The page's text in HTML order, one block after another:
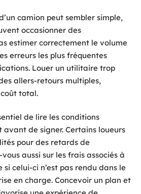
camion peut sembler simple,
occasionner des
estimer correctement le volume
erreurs les plus fréquentes
Louer un utilitaire trop
allers-retours multiples,
total.
de lire les conditions
de signer. Certains loueurs
pour des retards de
aussi sur les frais associés à
celui-ci n’est pas rendu dans le
en charge. Concevoir un plan et